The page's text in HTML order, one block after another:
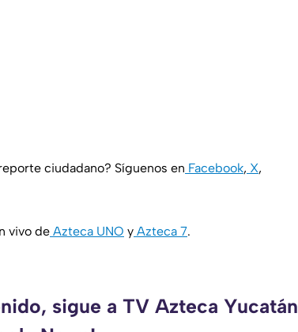
ciudadano? Síguenos en Facebook, X,
vivo de Azteca UNO y Azteca 7.
sigue a TV Azteca Yucatán